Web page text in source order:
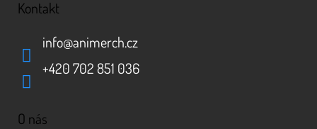
Kontakt
info@animerch.cz
+420 702 851 036
O nás